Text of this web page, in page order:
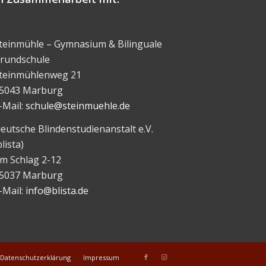
– Gymnasium & Bilinguale
21
Marburg
Mail: schule@steinmuehle.de
Blindenstudienanstalt e.V.
Schlag 2-12
Marburg
Mail: info@blista.de
Datenschutzerklärung Impressum